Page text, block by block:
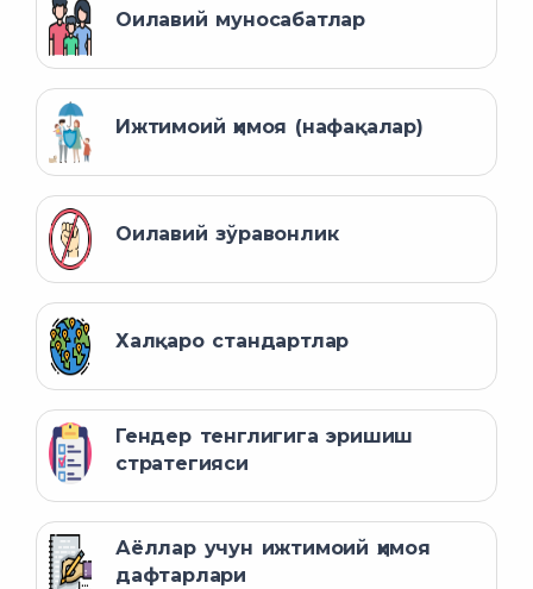
Оилавий муносабатлар
Ижтимоий ҳимоя (нафақалар)
Оилавий зўравонлик
Халқаро стандартлар
Гендер тенглигига эришиш
стратегияси
Аёллар учун ижтимоий ҳимоя
дафтарлари